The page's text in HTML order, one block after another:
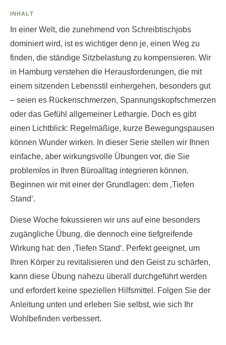
INHALT
In einer Welt, die zunehmend von Schreibtischjobs
dominiert wird, ist es wichtiger denn je, einen Weg zu
finden, die ständige Sitzbelastung zu kompensieren. Wir
in Hamburg verstehen die Herausforderungen, die mit
einem sitzenden Lebensstil einhergehen, besonders gut
– seien es Rückenschmerzen, Spannungskopfschmerzen
oder das Gefühl allgemeiner Lethargie. Doch es gibt
einen Lichtblick: Regelmäßige, kurze Bewegungspausen
können Wunder wirken. In dieser Serie stellen wir Ihnen
einfache, aber wirkungsvolle Übungen vor, die Sie
problemlos in Ihren Büroalltag integrieren können.
Beginnen wir mit einer der Grundlagen: dem ‚Tiefen
Stand‘.
Diese Woche fokussieren wir uns auf eine besonders
zugängliche Übung, die dennoch eine tiefgreifende
Wirkung hat: den ‚Tiefen Stand‘. Perfekt geeignet, um
Ihren Körper zu revitalisieren und den Geist zu schärfen,
kann diese Übung nahezu überall durchgeführt werden
und erfordert keine speziellen Hilfsmittel. Folgen Sie der
Anleitung unten und erleben Sie selbst, wie sich Ihr
Wohlbefinden verbessert.